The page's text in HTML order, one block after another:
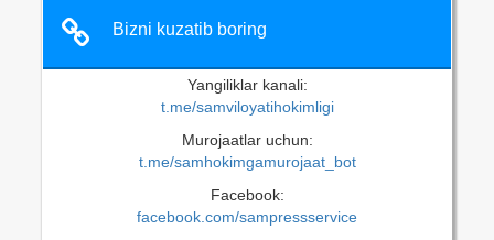
Bizni kuzatib boring
Yangiliklar kanali:
t.me/samviloyatihokimligi
Murojaatlar uchun:
t.me/samhokimgamurojaat_bot
Facebook:
facebook.com/sampressservice